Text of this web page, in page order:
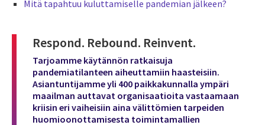
Mitä tapahtuu kuluttamiselle pandemian jälkeen?
Respond. Rebound. Reinvent.
Tarjoamme käytännön ratkaisuja
pandemiatilanteen aiheuttamiin haasteisiin.
Asiantuntijamme yli 400 paikkakunnalla ympäri
maailman auttavat organisaatioita vastaamaan
kriisin eri vaiheisiin aina välittömien tarpeiden
huomioonottamisesta toimintamallien